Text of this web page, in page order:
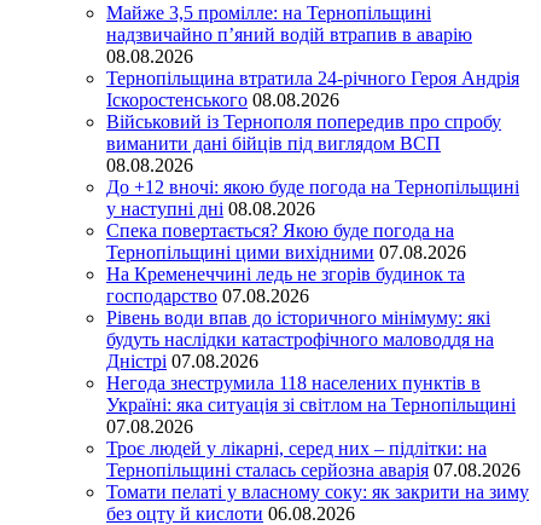
Майже 3,5 промілле: на Тернопільщині
надзвичайно п’яний водій втрапив в аварію
08.08.2026
Тернопільщина втратила 24-річного Героя Андрія
Іскоростенського 08.08.2026
Військовий із Тернополя попередив про спробу
виманити дані бійців під виглядом ВСП
08.08.2026
До +12 вночі: якою буде погода на Тернопільщині
у наступні дні 08.08.2026
Спека повертається? Якою буде погода на
Тернопільщині цими вихідними 07.08.2026
На Кременеччині ледь не згорів будинок та
господарство 07.08.2026
Рівень води впав до історичного мінімуму: які
будуть наслідки катастрофічного маловоддя на
Дністрі 07.08.2026
Негода знеструмила 118 населених пунктів в
Україні: яка ситуація зі світлом на Тернопільщині
07.08.2026
Троє людей у лікарні, серед них – підлітки: на
Тернопільщині сталась серйозна аварія 07.08.2026
Томати пелаті у власному соку: як закрити на зиму
без оцту й кислоти 06.08.2026